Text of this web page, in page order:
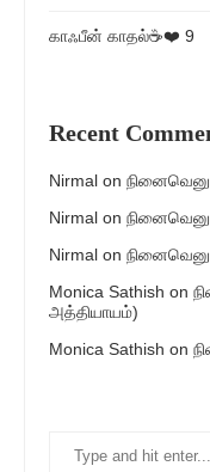
காஃபீன் காதல்☕❤️ 9
Recent
Nirmal on
Nirmal on
Nirmal on
Monica Sathish on
அத்தியாயம்)
Monica Sathish on